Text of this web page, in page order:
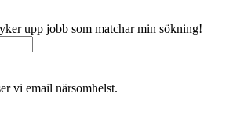
upp jobb som matchar min sökning!
vi email närsomhelst.